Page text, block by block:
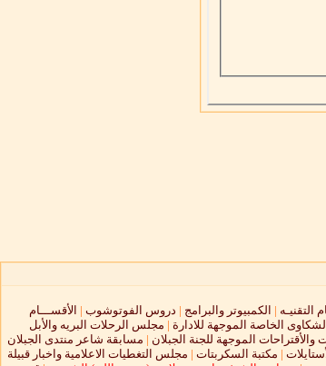
التقنيـه | الكمبيوتر والبرامج | دروس الفوتوشوب | الأقســـام
الخاصة الموجهة للادارة | مجلس الرحلات البريه والأبل
والأقتراحات الموجهة للجنة الجبلان | مسابقة شاعر منتدى الجبلان
| مكتبة السكربتات | مجلس التغطيات الاعلامية واخبار قبيلة